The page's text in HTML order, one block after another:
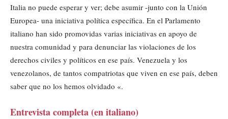
Italia no puede esperar y ver; debe asumir -junto con la Unión
Europea- una iniciativa política específica. En el Parlamento
italiano han sido promovidas varias iniciativas en apoyo de
nuestra comunidad y para denunciar las violaciones de los
derechos civiles y políticos en ese país. Venezuela y los
venezolanos, de tantos compatriotas que viven en ese país, deben
saber que no los hemos olvidado «.
Entrevista completa (en italiano)